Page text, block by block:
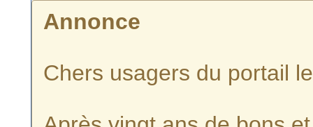
Annonce
Chers usagers du portail